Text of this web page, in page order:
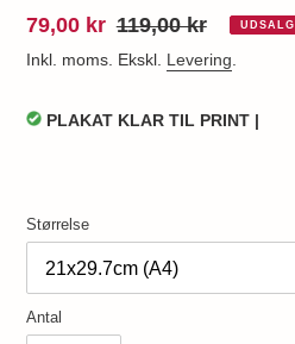
Udsalgspris
79,00 kr Normalpris
119,00 kr UDSALG
Inkl. moms. Ekskl. Levering.
PLAKAT KLAR TIL PRINT |
Størrelse
Antal